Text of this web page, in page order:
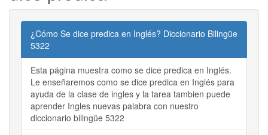
¿Cómo Se dice predica en Inglés? Diccionario Bilingüe
5322
Esta página muestra como se dice predica en Inglés.
Le enseñaremos como se dice predica en Inglés para
ayuda de la clase de ingles y la tarea tambien puede
aprender Ingles nuevas palabra con nuestro
diccionario bilingüe 5322